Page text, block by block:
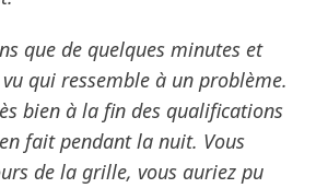
que de quelques minutes et
vu qui ressemble à un problème.
bien à la fin des qualifications
fait pendant la nuit. Vous
de la grille, vous auriez pu